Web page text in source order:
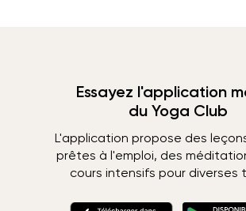
Essayez l'application
du Yoga Club
L'application propose des
prêtes à l'emploi, des
cours intensifs pour diverses